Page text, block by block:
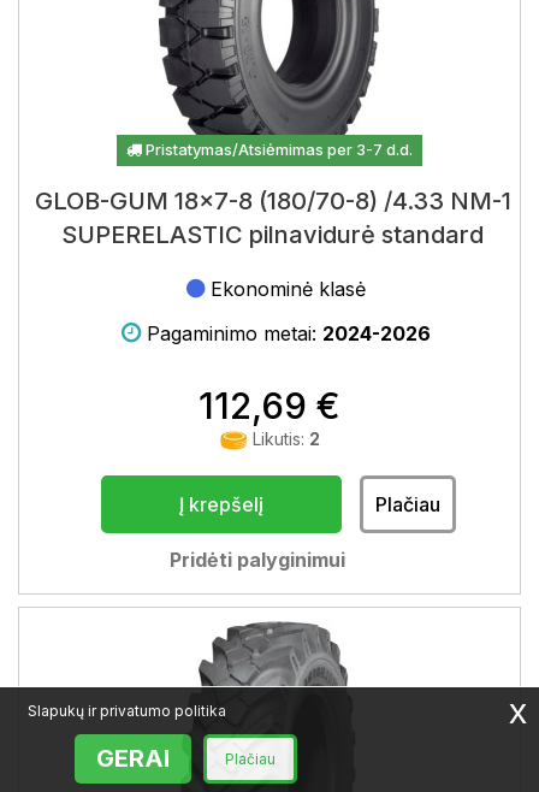
Pristatymas/Atsiėmimas per 3-7 d.d.
GLOB-GUM 18x7-8 (180/70-8) /4.33 NM-1
SUPERELASTIC pilnavidurė standard
Ekonominė klasė
Pagaminimo metai: 2024-2026
112,69 €
Likutis: 2
Į krepšelį Plačiau
Pridėti palyginimui
Slapukų ir privatumo politika
GERAI Plačiau
x